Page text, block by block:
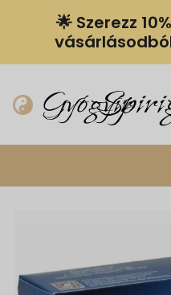
🌟 Szerezz
Gyógyír